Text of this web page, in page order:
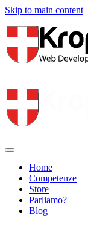
Skip to main content
Home
Competenze
Store
Parliamo?
Blog